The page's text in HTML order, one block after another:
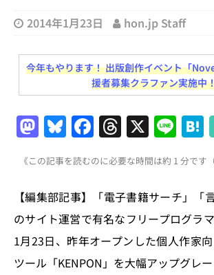
2014年1月23日 hon.jp Staff
今年もやります！ 出版創作イベント「
援者募集クラファン実施中
M
a
st
o
d
o
n
Bl
u
e
s
k
y
F
a
c
e
b
o
o
T
h
re
a
d
s
X Li
n
e
《この記事を読むのに必要な時間は約 1 分です
【編集部記事】「電子書籍サーチ」「
のサイト運営で有名なフリープログラ
1月23日、昨年オープンした個人作家
ツール「KENPON」を大幅アップグレー